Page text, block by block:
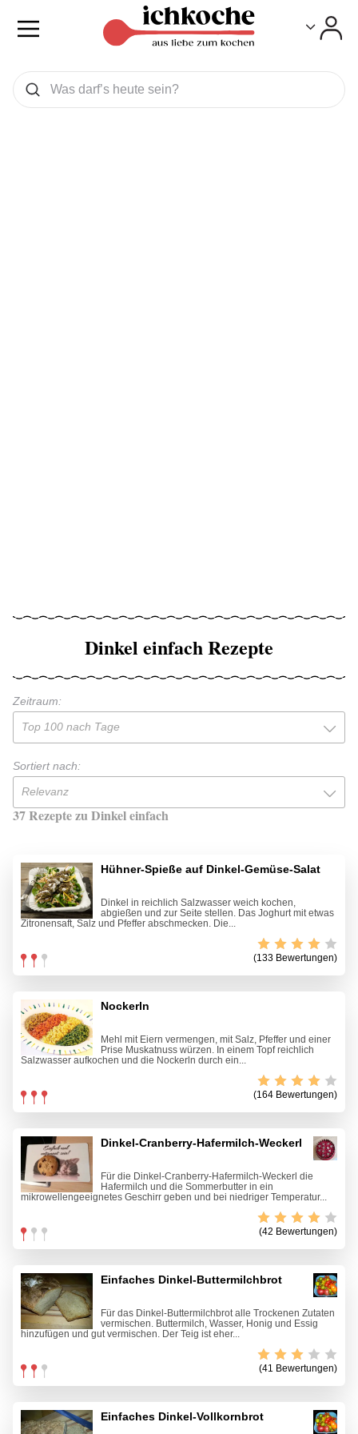
Was wollen Sie suchen
Suchen
Dinkel einfach Rezepte
Zeitraum:
Top 100 nach Tage
Sortiert nach:
Relevanz
37 Rezepte zu Dinkel einfach
Hühner-Spieße auf Dinkel-Gemüse-Salat
Dinkel in reichlich Salzwasser weich kochen,
abgießen und zur Seite stellen. Das Joghurt mit etwas
Zitronensaft, Salz und Pfeffer abschmecken. Die...
(133 Bewertungen)
Nockerln
Mehl mit Eiern vermengen, mit Salz, Pfeffer und einer
Prise Muskatnuss würzen. In einem Topf reichlich
Salzwasser aufkochen und die Nockerln durch ein...
(164 Bewertungen)
Dinkel-Cranberry-Hafermilch-Weckerl
Für die Dinkel-Cranberry-Hafermilch-Weckerl die
Hafermilch und die Sommerbutter in ein
mikrowellengeeignetes Geschirr geben und bei niedriger Temperatur...
(42 Bewertungen)
Einfaches Dinkel-Buttermilchbrot
Für das Dinkel-Buttermilchbrot alle Trockenen Zutaten
vermischen. Buttermilch, Wasser, Honig und Essig
hinzufügen und gut vermischen. Der Teig ist eher...
(41 Bewertungen)
Einfaches Dinkel-Vollkornbrot